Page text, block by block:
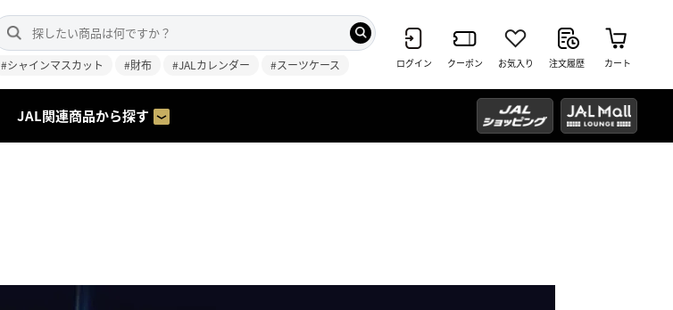
#シャインマスカット #財布 #JALカレンダー #スーツケース ログイン クーポン お気入り 注文履歴 カート
JAL関連商品から探す